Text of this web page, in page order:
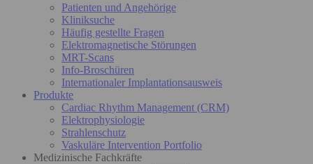
Patienten und Angehörige
Kliniksuche
Häufig gestellte Fragen
Elektromagnetische Störungen
MRT-Scans
Info-Broschüren
Internationaler Implantationsausweis
Produkte
Cardiac Rhythm Management (CRM)
Elektrophysiologie
Strahlenschutz
Vaskuläre Intervention Portfolio
Medizinische Fachkräfte